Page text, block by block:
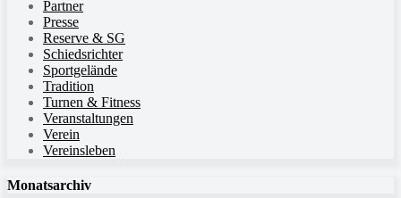
Partner
Presse
Reserve & SG
Schiedsrichter
Sportgelände
Tradition
Turnen & Fitness
Veranstaltungen
Verein
Vereinsleben
Monatsarchiv